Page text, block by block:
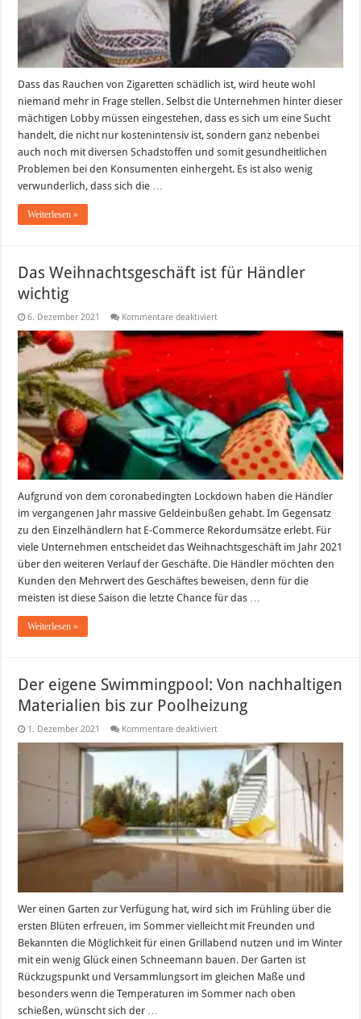
Dass das Rauchen von Zigaretten schädlich ist, wird heute wohl
niemand mehr in Frage stellen. Selbst die Unternehmen hinter dieser
mächtigen Lobby müssen eingestehen, dass es sich um eine Sucht
handelt, die nicht nur kostenintensiv ist, sondern ganz nebenbei
auch noch mit diversen Schadstoffen und somit gesundheitlichen
Problemen bei den Konsumenten einhergeht. Es ist also wenig
verwunderlich, dass sich die …
Weiterlesen »
Das Weihnachtsgeschäft ist für Händler
wichtig
6. Dezember 2021 Kommentare deaktiviertfür
Weihnachtsgeschäft
für
wichtig
Aufgrund von dem coronabedingten Lockdown haben die Händler
im vergangenen Jahr massive Geldeinbußen gehabt. Im Gegensatz
zu den Einzelhändlern hat E-Commerce Rekordumsätze erlebt. Für
viele Unternehmen entscheidet das Weihnachtsgeschäft im Jahr 2021
über den weiteren Verlauf der Geschäfte. Die Händler möchten den
Kunden den Mehrwert des Geschäftes beweisen, denn für die
meisten ist diese Saison die letzte Chance für das …
Weiterlesen »
Der eigene Swimmingpool: Von nachhaltigen
Materialien bis zur Poolheizung
1. Dezember 2021 Kommentare deaktiviertfür
eigene
Swimmingpool:
Von
nachhaltigen
Materialien
bis
zur
Poolheizung
Wer einen Garten zur Verfügung hat, wird sich im Frühling über die
ersten Blüten erfreuen, im Sommer vielleicht mit Freunden und
Bekannten die Möglichkeit für einen Grillabend nutzen und im Winter
mit ein wenig Glück einen Schneemann bauen. Der Garten ist
Rückzugspunkt und Versammlungsort im gleichen Maße und
besonders wenn die Temperaturen im Sommer nach oben
schießen, wünscht sich der …